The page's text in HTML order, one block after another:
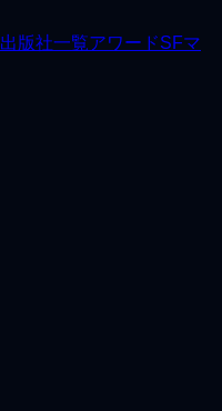
出版社一覧アワードSFマ